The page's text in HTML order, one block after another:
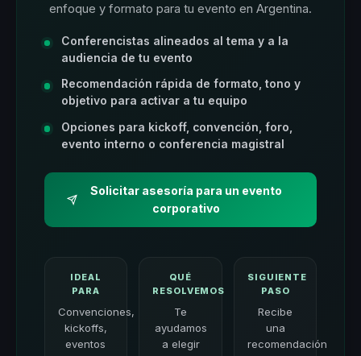
enfoque y formato para tu evento en Argentina.
Conferencistas alineados al tema y a la
audiencia de tu evento
Recomendación rápida de formato, tono y
objetivo para activar a tu equipo
Opciones para kickoff, convención, foro,
evento interno o conferencia magistral
Solicitar asesoría para un evento
corporativo
IDEAL
PARA
Convenciones,
kickoffs,
eventos
QUÉ
RESOLVEMOS
Te
ayudamos
a elegir
SIGUIENTE
PASO
Recibe
una
recomendación